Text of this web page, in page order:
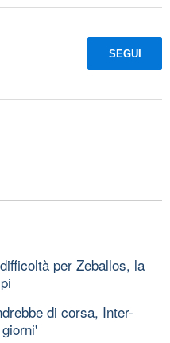
SEGUI
per Zeballos, la
di corsa, Inter-